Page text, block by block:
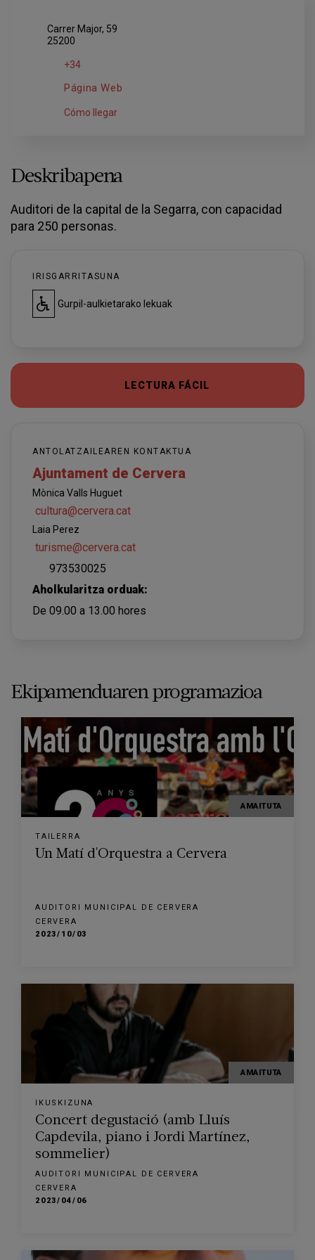
Carrer Major, 59
25200
+34
Página Web
Cómo llegar
Deskribapena
Auditori de la capital de la Segarra, con capacidad
para 250 personas.
IRISGARRITASUNA
Gurpil-aulkietarako lekuak
LECTURA FÁCIL
ANTOLATZAILEAREN KONTAKTUA
Ajuntament de Cervera
Mònica Valls Huguet
cultura@cervera.cat
Laia Perez
turisme@cervera.cat
973530025
Aholkularitza orduak:
De 09.00 a 13.00 hores
Ekipamenduaren programazioa
AMAITUTA
TAILERRA
Un Matí d'Orquestra a Cervera
AUDITORI MUNICIPAL DE CERVERA
CERVERA
2023/10/03
AMAITUTA
IKUSKIZUNA
Concert degustació (amb Lluís
Capdevila, piano i Jordi Martínez,
sommelier)
AUDITORI MUNICIPAL DE CERVERA
CERVERA
2023/04/06